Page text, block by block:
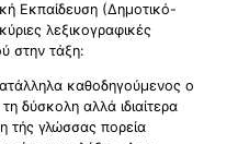
Εκπαίδευση (Δημοτικό-
λεξικογραφικές
στην τάξη:
καθοδηγούμενος ο
δύσκολη αλλά ιδιαίτερα
τής γλώσσας πορεία